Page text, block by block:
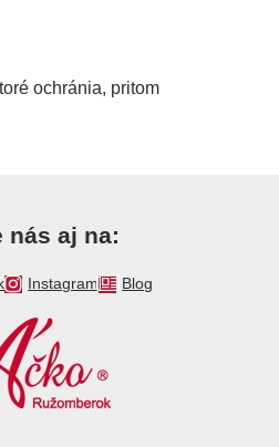
ochránia, pritom
nás aj na:
Instagram Blog